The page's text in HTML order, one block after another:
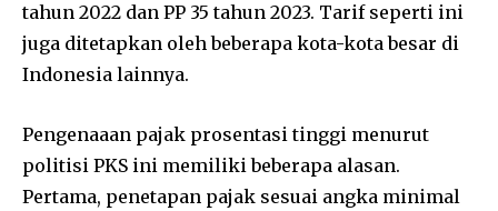
tahun 2022 dan PP 35 tahun 2023. Tarif seperti ini
juga ditetapkan oleh beberapa kota-kota besar di
Indonesia lainnya.
Pengenaaan pajak prosentasi tinggi menurut
politisi PKS ini memiliki beberapa alasan.
Pertama, penetapan pajak sesuai angka minimal